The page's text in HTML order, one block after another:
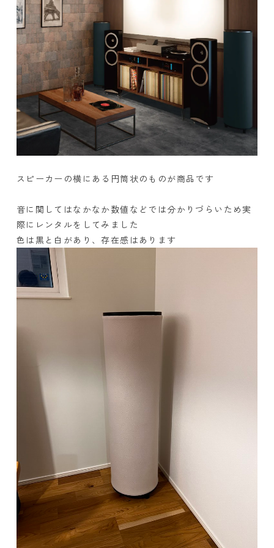
スピーカーの横にある円筒状のものが商品です
音に関してはなかなか数値などでは分かりづらいため実
際にレンタルをしてみました
色は黒と白があり、存在感はあります